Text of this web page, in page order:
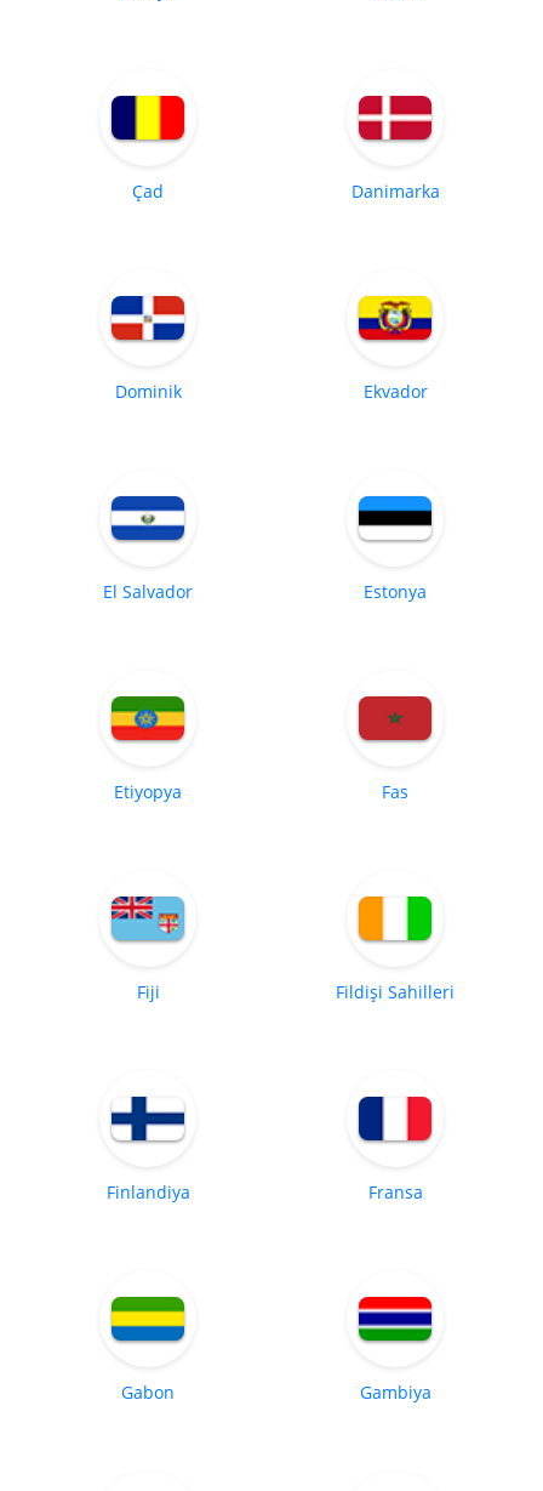
Çad Danimarka
Dominik Ekvador
El Salvador Estonya
Etiyopya Fas
Fiji Fildişi Sahilleri
Finlandiya Fransa
Gabon Gambiya